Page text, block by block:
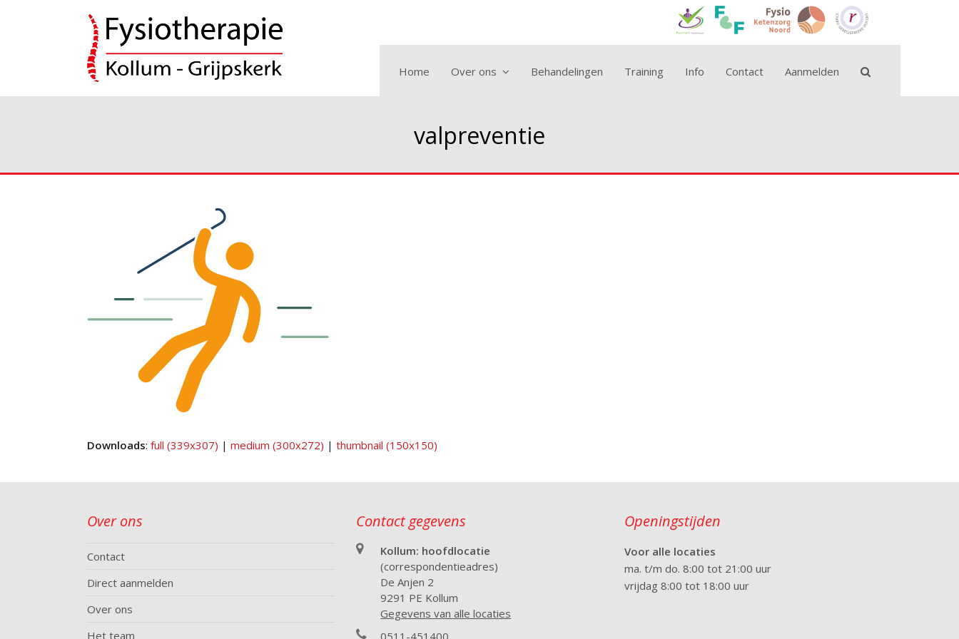
Home Over ons Behandelingen Training Info Contact Aanmelden
valpreventie
Downloads: full (339x307) | medium (300x272) | thumbnail (150x150)
Over ons
Contact
Direct aanmelden
Over ons
Het team
Contact gegevens
Kollum: hoofdlocatie
(correspondentieadres)
De Anjen 2
9291 PE Kollum
Gegevens van alle locaties
0511-451400
Openingstijden
Voor alle locaties
ma. t/m do. 8:00 tot 21:00 uur
vrijdag 8:00 tot 18:00 uur